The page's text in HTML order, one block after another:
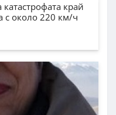
край
с около 220 км/ч